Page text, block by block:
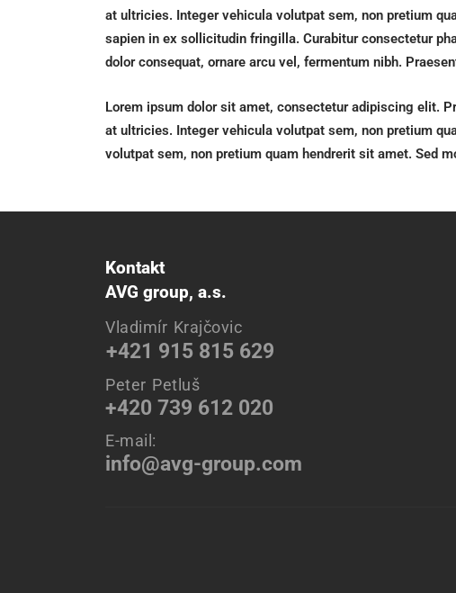
at ultricies. Integer vehicula volutpat sem, non pretium
sapien in ex sollicitudin fringilla. Curabitur consectetur
dolor consequat, ornare arcu vel, fermentum nibh.
Lorem ipsum dolor sit amet, consectetur adipiscing elit.
at ultricies. Integer vehicula volutpat sem, non pretium
volutpat sem, non pretium quam hendrerit sit amet. Sed
Kontakt
AVG group, a.s.
Vladimír Krajčovic
+421 915 815 629
Peter Petluš
+420 739 612 020
E-mail:
info@avg-group.com